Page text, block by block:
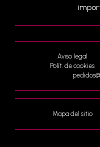
Aviso legal
Polít. de cookies
Mapa del sitio